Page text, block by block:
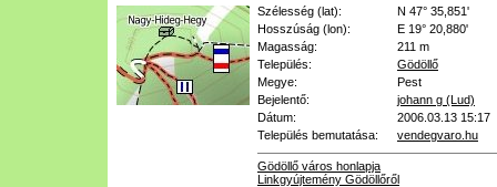
Szélesség (lat):
N 47° 35,851'
Hosszúság (lon):
E 19° 20,880'
Magasság:
211 m
Település:
Gödöllő
Megye:
Pest
Bejelentő:
johann g (Lud)
Dátum:
2006.03.13 15:17
Település bemutatása:
vendegvaro.hu
Gödöllő város honlapja
Linkgyújtemény Gödöllőről